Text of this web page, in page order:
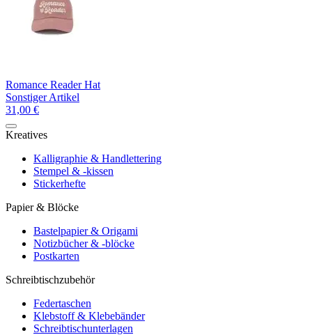
Romance Reader Hat
Sonstiger Artikel
31,00 €
Kreatives
Kalligraphie & Handlettering
Stempel & -kissen
Stickerhefte
Papier & Blöcke
Bastelpapier & Origami
Notizbücher & -blöcke
Postkarten
Schreibtischzubehör
Federtaschen
Klebstoff & Klebebänder
Schreibtischunterlagen